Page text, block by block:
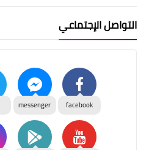
التواصل الإجتماعي
facebook
messenger